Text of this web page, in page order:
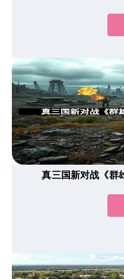
真三国新对战《群